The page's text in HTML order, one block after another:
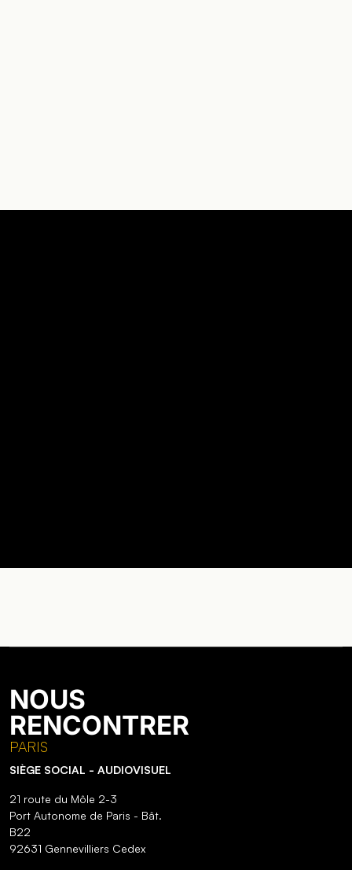
NOUS
RENCONTRER
PARIS
SIÈGE SOCIAL - AUDIOVISUEL
21 route du Môle 2-3
Port Autonome de Paris - Bât.
B22
92631 Gennevilliers Cedex